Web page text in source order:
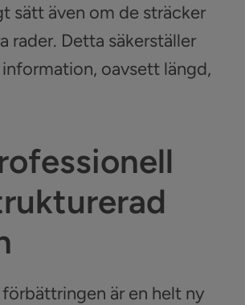
sätt även om de sträcker
rader. Detta säkerställer
oavsett längd,
är en helt ny